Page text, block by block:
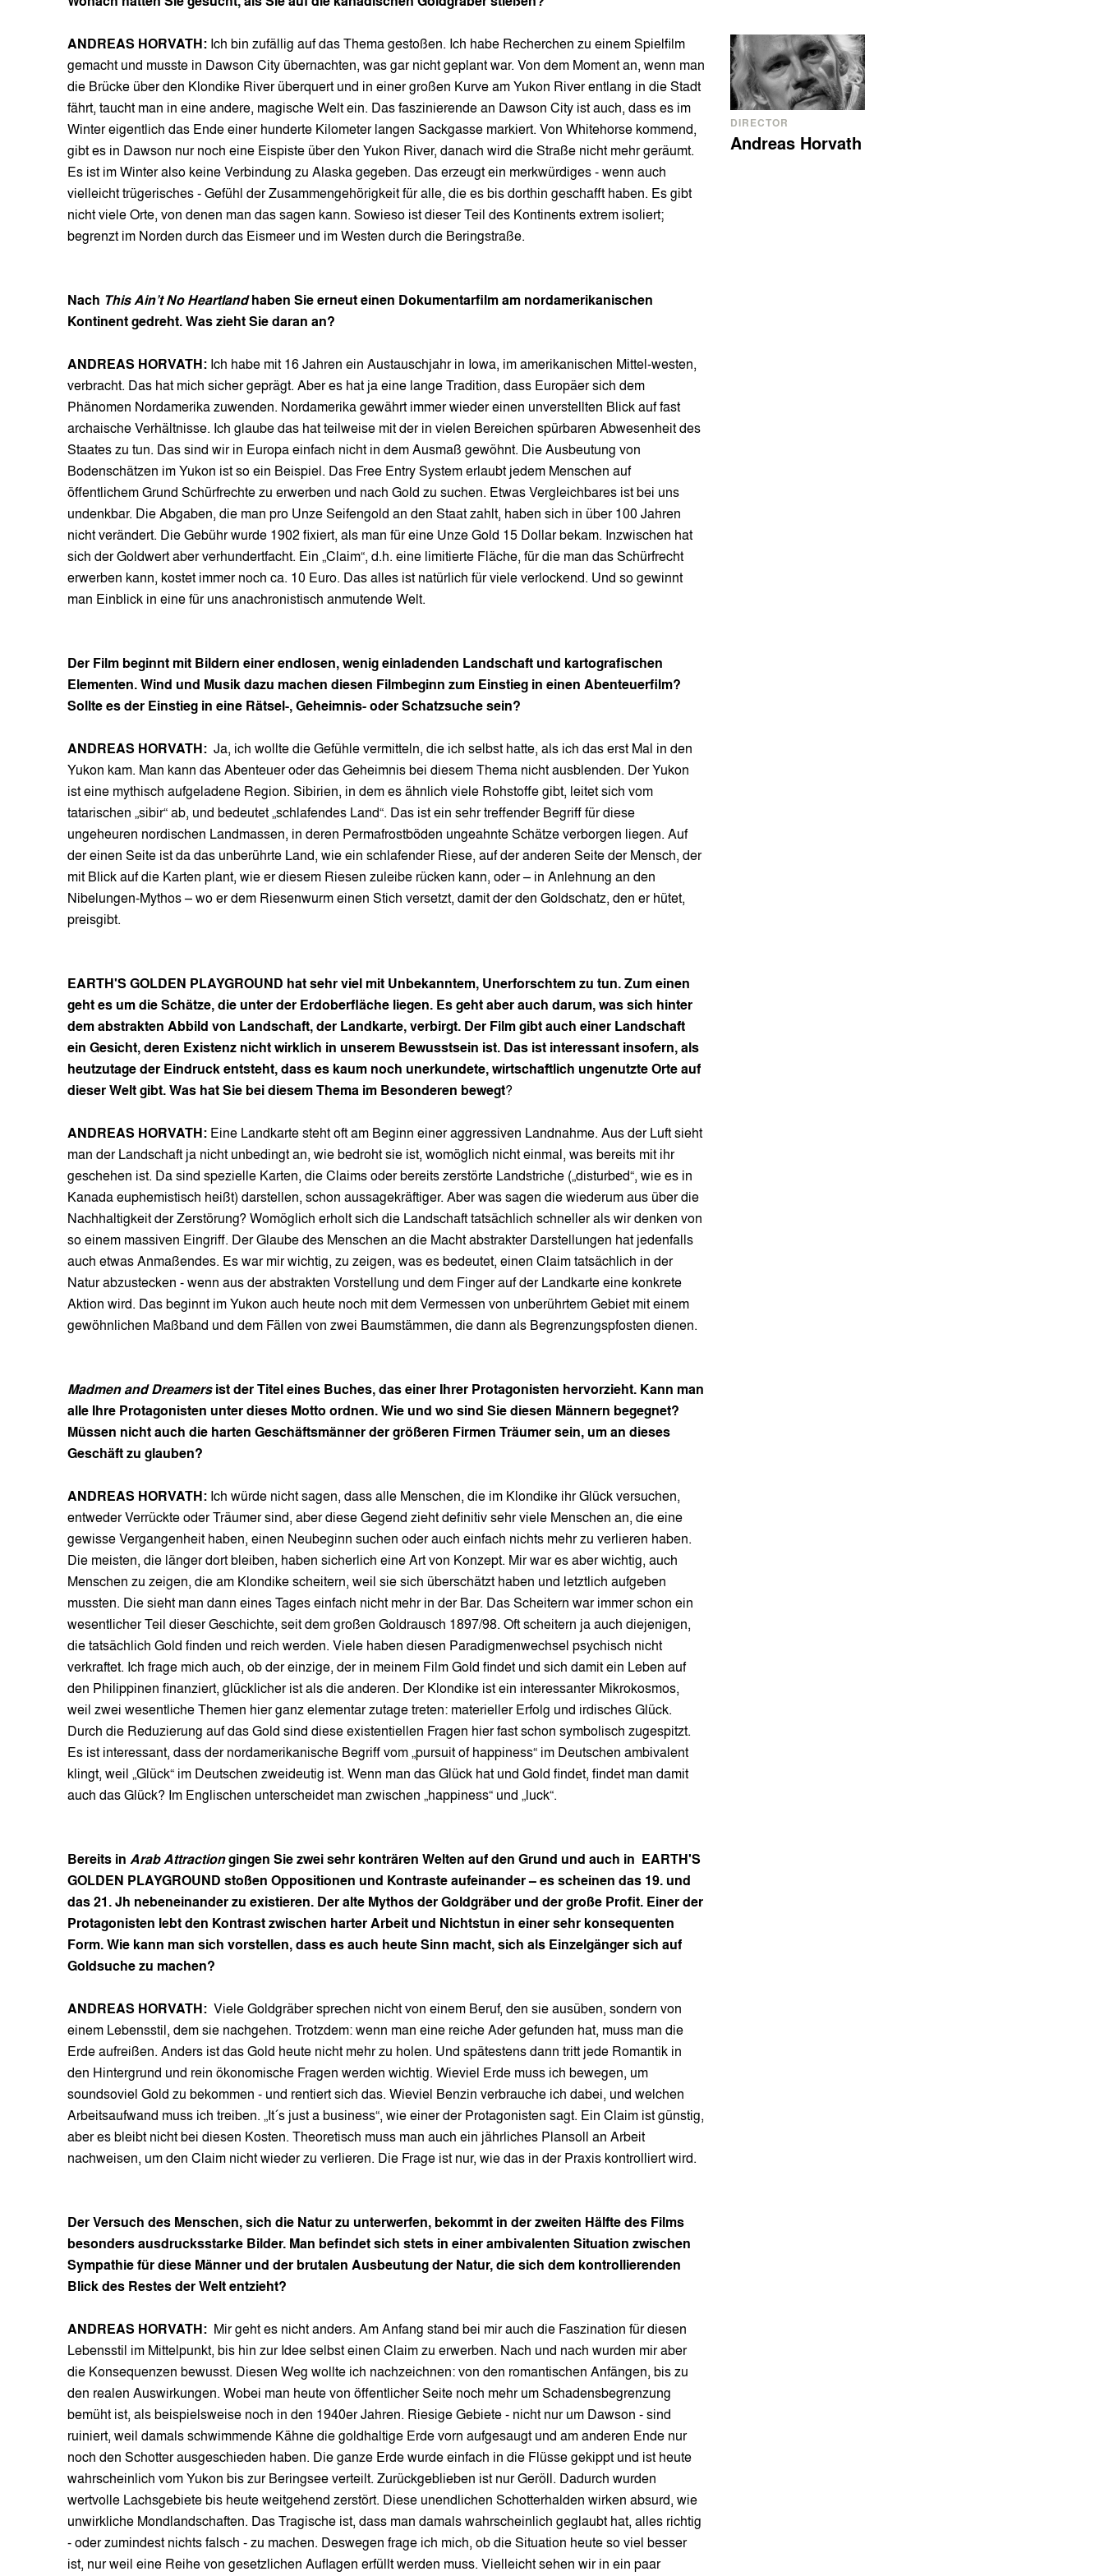
ANDREAS HORVATH: Ich bin zufällig auf das Thema gestoßen. Ich habe Recherchen zu einem Spielfilm
gemacht und musste in Dawson City übernachten, was gar nicht geplant war. Von dem Moment an, wenn man
die Brücke über den Klondike River überquert und in einer großen Kurve am Yukon River entlang in die Stadt
fährt, taucht man in eine andere, magische Welt ein. Das faszinierende an Dawson City ist auch, dass es im
Winter eigentlich das Ende einer hunderte Kilometer langen Sackgasse markiert. Von Whitehorse kommend,
gibt es in Dawson nur noch eine Eispiste über den Yukon River, danach wird die Straße nicht mehr geräumt.
Es ist im Winter also keine Verbindung zu Alaska gegeben. Das erzeugt ein merkwürdiges - wenn auch
vielleicht trügerisches - Gefühl der Zusammengehörigkeit für alle, die es bis dorthin geschafft haben. Es gibt
nicht viele Orte, von denen man das sagen kann. Sowieso ist dieser Teil des Kontinents extrem isoliert;
begrenzt im Norden durch das Eismeer und im Westen durch die Beringstraße.
Nach This Ain’t No Heartlandhaben Sie erneut einen Dokumentarfilm am nordamerikanischen
Kontinent gedreht. Was zieht Sie daran an?
ANDREAS HORVATH: Ich habe mit 16 Jahren ein Austauschjahr in Iowa, im amerikanischen Mittel-westen,
verbracht. Das hat mich sicher geprägt. Aber es hat ja eine lange Tradition, dass Europäer sich dem
Phänomen Nordamerika zuwenden. Nordamerika gewährt immer wieder einen unverstellten Blick auf fast
archaische Verhältnisse. Ich glaube das hat teilweise mit der in vielen Bereichen spürbaren Abwesenheit des
Staates zu tun. Das sind wir in Europa einfach nicht in dem Ausmaß gewöhnt. Die Ausbeutung von
Bodenschätzen im Yukon ist so ein Beispiel. Das Free Entry System erlaubt jedem Menschen auf
öffentlichem Grund Schürfrechte zu erwerben und nach Gold zu suchen. Etwas Vergleichbares ist bei uns
undenkbar. Die Abgaben, die man pro Unze Seifengold an den Staat zahlt, haben sich in über 100 Jahren
nicht verändert. Die Gebühr wurde 1902 fixiert, als man für eine Unze Gold 15 Dollar bekam. Inzwischen hat
sich der Goldwert aber verhundertfacht. Ein „Claim“, d.h. eine limitierte Fläche, für die man das Schürfrecht
erwerben kann, kostet immer noch ca. 10 Euro. Das alles ist natürlich für viele verlockend. Und so gewinnt
man Einblick in eine für uns anachronistisch anmutende Welt.
Der Film beginnt mit Bildern einer endlosen, wenig einladenden Landschaft und kartografischen
Elementen. Wind und Musik dazu machen diesen Filmbeginn zum Einstieg in einen Abenteuerfilm?
Sollte es der Einstieg in eine Rätsel-, Geheimnis- oder Schatzsuche sein?
ANDREAS HORVATH: Ja, ich wollte die Gefühle vermitteln, die ich selbst hatte, als ich das erst Mal in den
Yukon kam. Man kann das Abenteuer oder das Geheimnis bei diesem Thema nicht ausblenden. Der Yukon
ist eine mythisch aufgeladene Region. Sibirien, in dem es ähnlich viele Rohstoffe gibt, leitet sich vom
tatarischen „sibir“ ab, und bedeutet „schlafendes Land“. Das ist ein sehr treffender Begriff für diese
ungeheuren nordischen Landmassen, in deren Permafrostböden ungeahnte Schätze verborgen liegen. Auf
der einen Seite ist da das unberührte Land, wie ein schlafender Riese, auf der anderen Seite der Mensch, der
mit Blick auf die Karten plant, wie er diesem Riesen zuleibe rücken kann, oder – in Anlehnung an den
Nibelungen-Mythos – wo er dem Riesenwurm einen Stich versetzt, damit der den Goldschatz, den er hütet,
preisgibt.
EARTH'S GOLDEN PLAYGROUND hat sehr viel mit Unbekanntem, Unerforschtem zu tun. Zum einen
geht es um die Schätze, die unter der Erdoberfläche liegen. Es geht aber auch darum, was sich hinter
dem abstrakten Abbild von Landschaft, der Landkarte, verbirgt. Der Film gibt auch einer Landschaft
ein Gesicht, deren Existenz nicht wirklich in unserem Bewusstsein ist. Das ist interessant insofern, als
heutzutage der Eindruck entsteht, dass es kaum noch unerkundete, wirtschaftlich ungenutzte Orte auf
dieser Welt gibt. Was hat Sie bei diesem Thema im Besonderen bewegt?
ANDREAS HORVATH: Eine Landkarte steht oft am Beginn einer aggressiven Landnahme. Aus der Luft sieht
man der Landschaft ja nicht unbedingt an, wie bedroht sie ist, womöglich nicht einmal, was bereits mit ihr
geschehen ist. Da sind spezielle Karten, die Claims oder bereits zerstörte Landstriche („disturbed“, wie es in
Kanada euphemistisch heißt) darstellen, schon aussagekräftiger. Aber was sagen die wiederum aus über die
Nachhaltigkeit der Zerstörung? Womöglich erholt sich die Landschaft tatsächlich schneller als wir denken von
so einem massiven Eingriff. Der Glaube des Menschen an die Macht abstrakter Darstellungen hat jedenfalls
auch etwas Anmaßendes. Es war mir wichtig, zu zeigen, was es bedeutet, einen Claim tatsächlich in der
Natur abzustecken - wenn aus der abstrakten Vorstellung und dem Finger auf der Landkarte eine konkrete
Aktion wird. Das beginnt im Yukon auch heute noch mit dem Vermessen von unberührtem Gebiet mit einem
gewöhnlichen Maßband und dem Fällen von zwei Baumstämmen, die dann als Begrenzungspfosten dienen.
Madmen and Dreamersist der Titel eines Buches, das einer Ihrer Protagonisten hervorzieht. Kann man
alle Ihre Protagonisten unter dieses Motto ordnen. Wie und wo sind Sie diesen Männern begegnet?
Müssen nicht auch die harten Geschäftsmänner der größeren Firmen Träumer sein, um an dieses
Geschäft zu glauben?
ANDREAS HORVATH: Ich würde nicht sagen, dass alle Menschen, die im Klondike ihr Glück versuchen,
entweder Verrückte oder Träumer sind, aber diese Gegend zieht definitiv sehr viele Menschen an, die eine
gewisse Vergangenheit haben, einen Neubeginn suchen oder auch einfach nichts mehr zu verlieren haben.
Die meisten, die länger dort bleiben, haben sicherlich eine Art von Konzept. Mir war es aber wichtig, auch
Menschen zu zeigen, die am Klondike scheitern, weil sie sich überschätzt haben und letztlich aufgeben
mussten. Die sieht man dann eines Tages einfach nicht mehr in der Bar. Das Scheitern war immer schon ein
wesentlicher Teil dieser Geschichte, seit dem großen Goldrausch 1897/98. Oft scheitern ja auch diejenigen,
die tatsächlich Gold finden und reich werden. Viele haben diesen Paradigmenwechsel psychisch nicht
verkraftet. Ich frage mich auch, ob der einzige, der in meinem Film Gold findet und sich damit ein Leben auf
den Philippinen finanziert, glücklicher ist als die anderen. Der Klondike ist ein interessanter Mikrokosmos,
weil zwei wesentliche Themen hier ganz elementar zutage treten: materieller Erfolg und irdisches Glück.
Durch die Reduzierung auf das Gold sind diese existentiellen Fragen hier fast schon symbolisch zugespitzt.
Es ist interessant, dass der nordamerikanische Begriff vom „pursuit of happiness“ im Deutschen ambivalent
klingt, weil „Glück“ im Deutschen zweideutig ist. Wenn man das Glück hat und Gold findet, findet man damit
auch das Glück? Im Englischen unterscheidet man zwischen „happiness“ und „luck“.
Bereits in Arab Attractiongingen Sie zwei sehr konträren Welten auf den Grund und auch in
EARTH'S
GOLDEN PLAYGROUND stoßen Oppositionen und Kontraste aufeinander – es scheinen das 19. und
das 21. Jh nebeneinander zu existieren. Der alte Mythos der Goldgräber und der große Profit. Einer der
Protagonisten lebt den Kontrast zwischen harter Arbeit und Nichtstun in einer sehr konsequenten
Form. Wie kann man sich vorstellen, dass es auch heute Sinn macht, sich als Einzelgänger sich auf
Goldsuche zu machen?
ANDREAS HORVATH: Viele Goldgräber sprechen nicht von einem Beruf, den sie ausüben, sondern von
einem Lebensstil, dem sie nachgehen. Trotzdem: wenn man eine reiche Ader gefunden hat, muss man die
Erde aufreißen. Anders ist das Gold heute nicht mehr zu holen. Und spätestens dann tritt jede Romantik in
den Hintergrund und rein ökonomische Fragen werden wichtig. Wieviel Erde muss ich bewegen, um
soundsoviel Gold zu bekommen - und rentiert sich das. Wieviel Benzin verbrauche ich dabei, und welchen
Arbeitsaufwand muss ich treiben. „It´s just a business“, wie einer der Protagonisten sagt. Ein Claim ist günstig,
aber es bleibt nicht bei diesen Kosten. Theoretisch muss man auch ein jährliches Plansoll an Arbeit
nachweisen, um den Claim nicht wieder zu verlieren. Die Frage ist nur, wie das in der Praxis kontrolliert wird.
Der Versuch des Menschen, sich die Natur zu unterwerfen, bekommt in der zweiten Hälfte des Films
besonders ausdrucksstarke Bilder. Man befindet sich stets in einer ambivalenten Situation zwischen
Sympathie für diese Männer und der brutalen Ausbeutung der Natur, die sich dem kontrollierenden
Blick des Restes der Welt entzieht?
ANDREAS HORVATH:
Mir geht es nicht anders. Am Anfang stand bei mir auch die Faszination für diesen
Lebensstil im Mittelpunkt, bis hin zur Idee selbst einen Claim zu erwerben. Nach und nach wurden mir aber
die Konsequenzen bewusst. Diesen Weg wollte ich nachzeichnen: von den romantischen Anfängen, bis zu
den realen Auswirkungen. Wobei man heute von öffentlicher Seite noch mehr um Schadensbegrenzung
bemüht ist, als beispielsweise noch in den 1940er Jahren. Riesige Gebiete - nicht nur um Dawson - sind
ruiniert, weil damals schwimmende Kähne die goldhaltige Erde vorn aufgesaugt und am anderen Ende nur
noch den Schotter ausgeschieden haben. Die ganze Erde wurde einfach in die Flüsse gekippt und ist heute
wahrscheinlich vom Yukon bis zur Beringsee verteilt. Zurückgeblieben ist nur Geröll. Dadurch wurden
wertvolle Lachsgebiete bis heute weitgehend zerstört. Diese unendlichen Schotterhalden wirken absurd, wie
unwirkliche Mondlandschaften. Das Tragische ist, dass man damals wahrscheinlich geglaubt hat, alles richtig
- oder zumindest nichts falsch - zu machen. Deswegen frage ich mich, ob die Situation heute so viel besser
ist, nur weil eine Reihe von gesetzlichen Auflagen erfüllt werden muss. Vielleicht sehen wir in ein paar
DIRECTOR
Andreas Horvath